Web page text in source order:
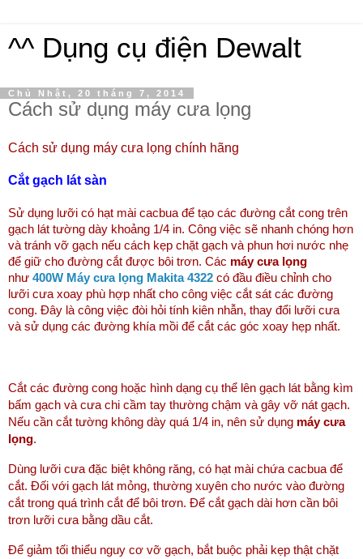
^^ Dụng cụ điện Dewalt
Chủ Nhật, 20 tháng 7, 2014
Cách sử dụng máy cưa lọng
Cách sử dụng máy cưa lọng chính hãng
Cắt gạch lát sàn
Sử dụng lưỡi có hạt mài cacbua để tạo các đường cắt cong trên
gạch lát tường dày khoảng 1/4 in. Công việc sẽ nhanh chóng hơn
và tránh vỡ gạch nếu cách kẹp chặt gạch và phun hơi nước nhẹ
để giữ cho đường cắt được bôi trơn. Các máy cưa lọng
như 400W Máy cưa lọng Makita 4322 có đầu điều chỉnh cho
lưỡi cưa xoay phù hợp nhất cho công việc cắt sát các đường
cong. Đây là công việc đòi hỏi tính kiên nhẫn, thay đổi lưỡi cưa
và sử dụng các đường khía mồi để cắt các góc xoay hẹp nhất.
Cắt các đường cong hoặc hình dạng cụ thể lên gạch lát bằng kìm
bấm gạch và cưa chi cầm tay thường chậm và gây vỡ nát gạch.
Nếu cần cắt tường không dày quá 1/4 in, nên sử dụng máy cưa
lọng.
Dùng lưỡi cưa đặc biệt không răng, có hạt mài chứa cacbua để
cắt. Đối với gạch lát mỏng, thường xuyên cho nước vào đường
cắt trong quá trình cắt để bôi trơn. Để cắt gạch dài hơn cần bôi
trơn lưỡi cưa bằng dầu cắt.
Để giảm tối thiểu nguy cơ vỡ gạch, bắt buộc phải kẹp thật chặt